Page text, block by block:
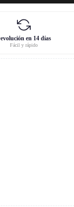
en 14 días
Fácil y rápido